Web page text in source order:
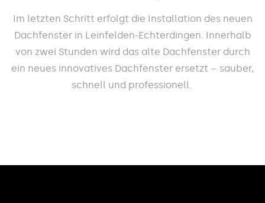
Im letzten Schritt erfolgt die Installation des neuen
Dachfenster in Leinfelden-Echterdingen. Innerhalb
von zwei Stunden wird das alte Dachfenster durch
ein neues innovatives Dachfenster ersetzt – sauber,
schnell und professionell.